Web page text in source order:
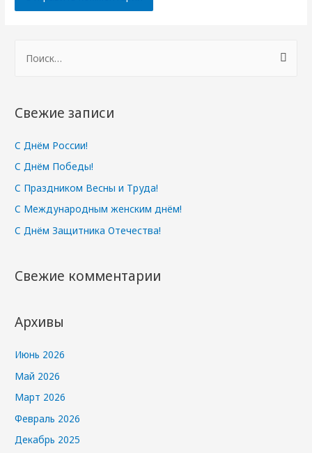
:
Свежие записи
С Днём России!
С Днём Победы!
С Праздником Весны и Труда!
С Международным женским днём!
С Днём Защитника Отечества!
Свежие комментарии
Архивы
Июнь 2026
Май 2026
Март 2026
Февраль 2026
Декабрь 2025